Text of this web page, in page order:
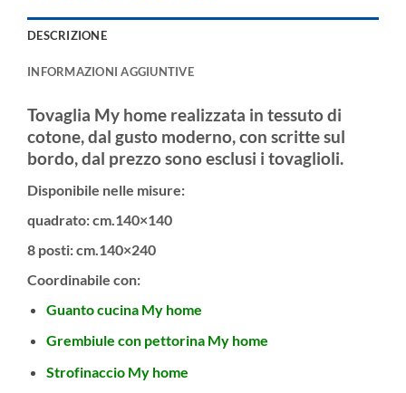
DESCRIZIONE
INFORMAZIONI AGGIUNTIVE
Tovaglia My home realizzata in tessuto di
cotone, dal gusto moderno, con scritte sul
bordo, dal prezzo sono esclusi i tovaglioli.
Disponibile nelle misure:
quadrato: cm.140×140
8 posti: cm.140×240
Coordinabile con:
Guanto cucina My home
Grembiule con pettorina My home
Strofinaccio My home